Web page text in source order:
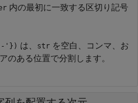
内の最初に一致する区切り記号
'}) は、 str を空白、コンマ、お
のある位置で分割します。